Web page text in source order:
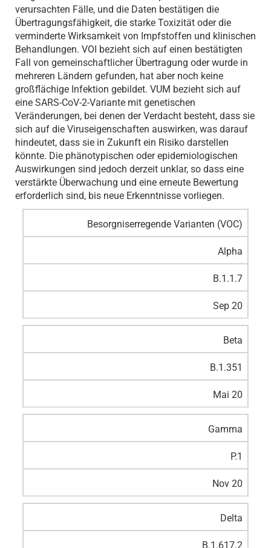
verursachten Fälle, und die Daten bestätigen die
Übertragungsfähigkeit, die starke Toxizität oder die
verminderte Wirksamkeit von Impfstoffen und klinischen
Behandlungen. VOI bezieht sich auf einen bestätigten
Fall von gemeinschaftlicher Übertragung oder wurde in
mehreren Ländern gefunden, hat aber noch keine
großflächige Infektion gebildet. VUM bezieht sich auf
eine SARS-CoV-2-Variante mit genetischen
Veränderungen, bei denen der Verdacht besteht, dass sie
sich auf die Viruseigenschaften auswirken, was darauf
hindeutet, dass sie in Zukunft ein Risiko darstellen
könnte. Die phänotypischen oder epidemiologischen
Auswirkungen sind jedoch derzeit unklar, so dass eine
verstärkte Überwachung und eine erneute Bewertung
erforderlich sind, bis neue Erkenntnisse vorliegen.
Besorgniserregende Varianten (VOC)
Alpha
B.1.1.7
Sep 20
Beta
B.1.351
Mai 20
Gamma
P.1
Nov 20
Delta
B.1.617.2